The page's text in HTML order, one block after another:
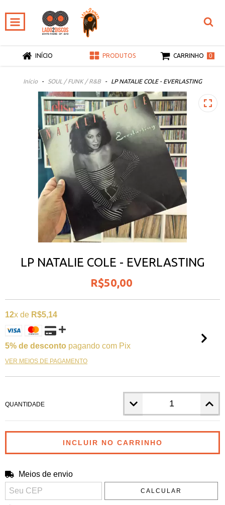
INÍCIO PRODUTOS CARRINHO 0
Início - SOUL / FUNK / R&B - LP NATALIE COLE - EVERLASTING
LP NATALIE COLE - EVERLASTING
R$50,00
12x de R$5,14
5% de desconto pagando com Pix
VER MEIOS DE PAGAMENTO
QUANTIDADE
Entregas para o CEP:
Meios de envio
CALCULAR